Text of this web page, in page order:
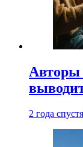
Авторы
2 года спустя